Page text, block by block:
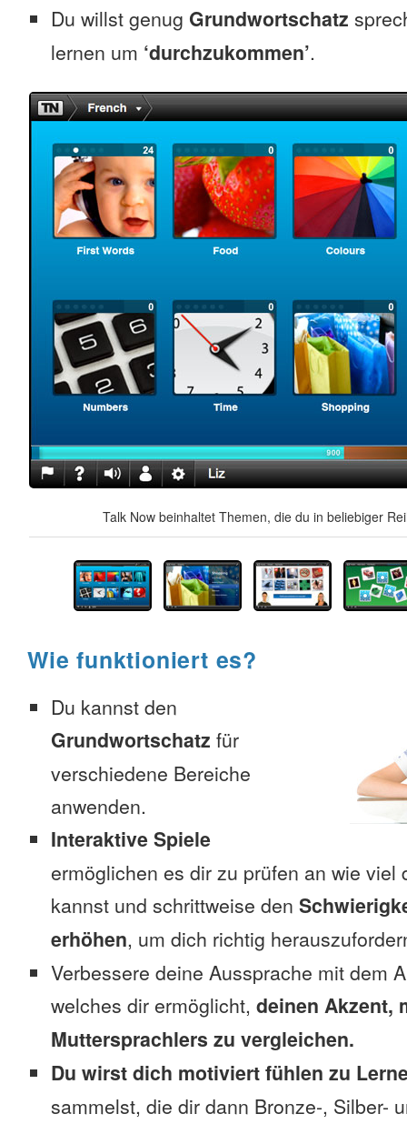
Du willst genug Grundwortschatz
lernen um ‘durchzukommen’.
Talk Now beinhaltet Themen, die du in beliebiger
Wie funktioniert es?
Du kannst den
Grundwortschatz für
verschiedene Bereiche
anwenden.
Interaktive Spiele
ermöglichen es dir zu prüfen an wie viel
kannst und schrittweise den
erhöhen, um dich richtig
Verbessere deine Aussprache mit dem
welches dir ermöglicht, deinen Akzent,
Muttersprachlers zu vergleichen.
Du wirst dich motiviert fühlen zu
sammelst, die dir dann Bronze-, Silber-